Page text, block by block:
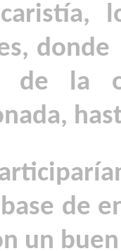
donde
la
de
un